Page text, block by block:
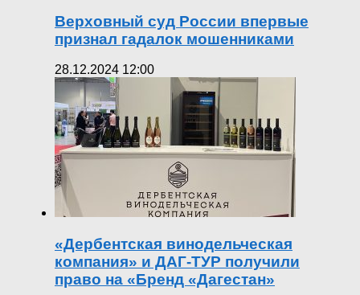
Верховный суд России впервые
признал гадалок мошенниками
28.12.2024 12:00
«Дербентская винодельческая
компания» и ДАГ-ТУР получили
право на «Бренд «Дагестан»